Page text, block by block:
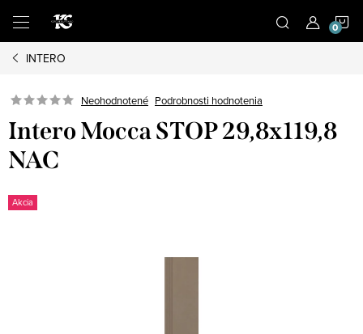
obsah
INTERO
Neohodnotené Podrobnosti hodnotenia
Intero Mocca STOP 29,8x119,8
NAC
Akcia